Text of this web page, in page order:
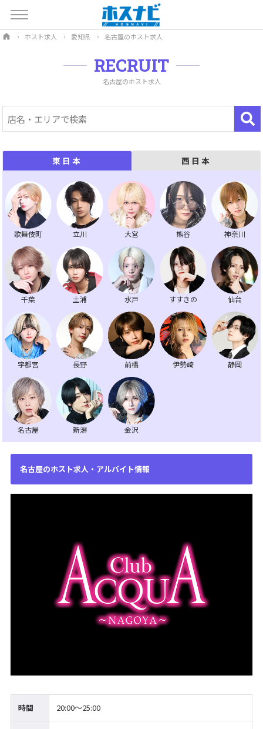
ホスト求人 愛知県 名古屋のホスト求人
RECRUIT
名古屋のホスト求人
東日本 西日本
歌舞伎町 立川 大宮 熊谷 神奈川
千葉 土浦 水戸 すすきの 仙台
宇都宮 長野 前橋 伊勢崎 静岡
名古屋 新潟 金沢
名古屋のホスト求人・アルバイト情報
時間 20:00〜25:00